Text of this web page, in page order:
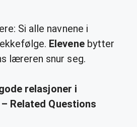
Si alle navnene i
Elevenebytter
læreren snur seg.
relasjoner i
Related Questions